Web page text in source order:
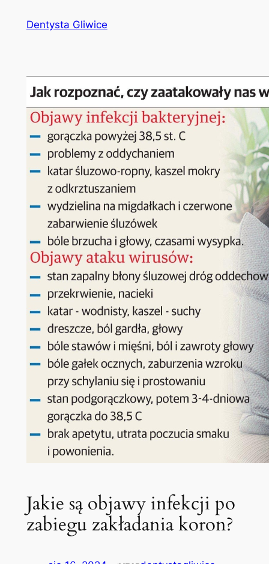
Dentysta Gliwice
Jakie są objawy infekcji po
zabiegu zakładania koron?